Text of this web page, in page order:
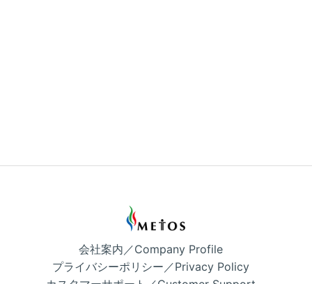
会社案内／Company Profile
プライバシーポリシー／Privacy Policy